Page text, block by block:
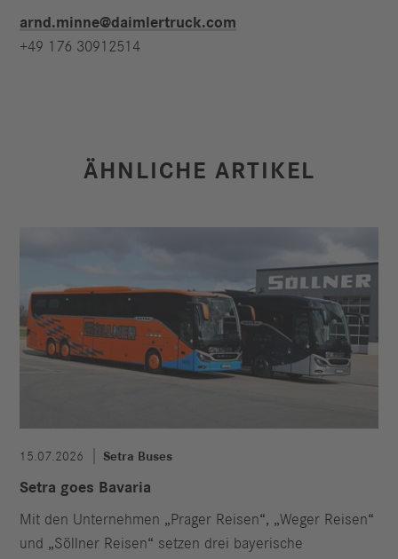
arnd.minne@daimlertruck.com
+49 176 30912514
ÄHNLICHE ARTIKEL
15.07.2026 Setra Buses
Setra goes Bavaria
Mit den Unternehmen „Prager Reisen“, „Weger Reisen“
und „Söllner Reisen“ setzen drei bayerische